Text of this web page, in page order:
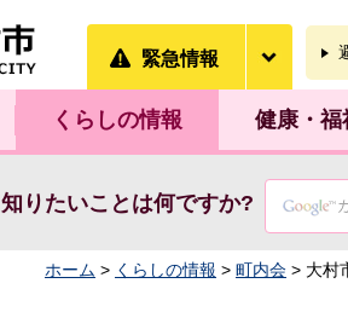
緊急情報
くらしの情報 健康・福
知りたいことは何ですか?
ホーム > くらしの情報 > 町内会 > 大村